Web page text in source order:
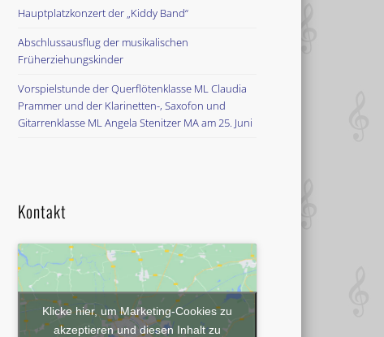
Hauptplatzkonzert der „Kiddy Band“
Abschlussausflug der musikalischen
Früherziehungskinder
Vorspielstunde der Querflötenklasse ML Claudia
Prammer und der Klarinetten-, Saxofon und
Gitarrenklasse ML Angela Stenitzer MA am 25. Juni
Kontakt
Klicke hier, um Marketing-Cookies zu
akzeptieren und diesen Inhalt zu